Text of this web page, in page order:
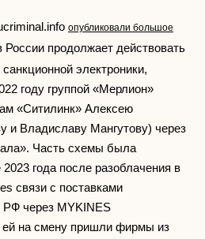
опубликовали большое
России продолжает действовать
электроники,
году группой «Мерлион»
«Ситилинк» Алексею
и Владиславу Мангутову) через
Часть схемы была
года после разоблачения в
связи с поставками
РФ через MYKINES
ей на смену пришли фирмы из